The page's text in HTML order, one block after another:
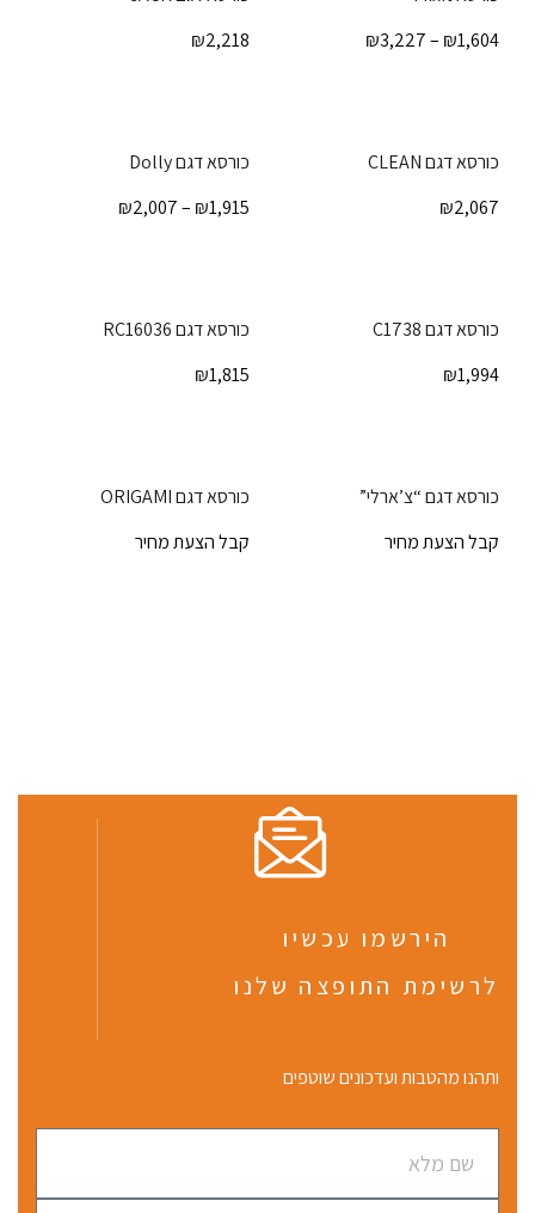
₪1,604
–
₪3,227
₪2,218
כורסא דגם CLEAN
₪2,067
כורסא דגם Dolly
₪1,915
–
₪2,007
כורסא דגם C1738
₪1,994
כורסא דגם RC16036
₪1,815
כורסא דגם “צ’ארלי”
קבל הצעת מחיר
כורסא דגם ORIGAMI
קבל הצעת מחיר
הירשמו עכשיו
לרשימת התופצה שלנו
ותהנו מהטבות ועדכונים שוטפים